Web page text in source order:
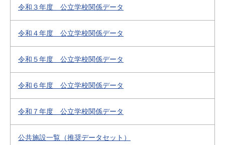
令和３年度 公立学校関係データ
令和４年度 公立学校関係データ
令和５年度 公立学校関係データ
令和６年度 公立学校関係データ
令和７年度 公立学校関係データ
公共施設一覧（推奨データセット）